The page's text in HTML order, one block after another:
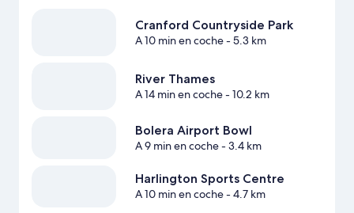
Cranford Countryside Park
A 10 min en coche- 5.3 km
River Thames
A 14 min en coche- 10.2 km
Bolera Airport Bowl
A 9 min en coche- 3.4 km
Harlington Sports Centre
A 10 min en coche- 4.7 km